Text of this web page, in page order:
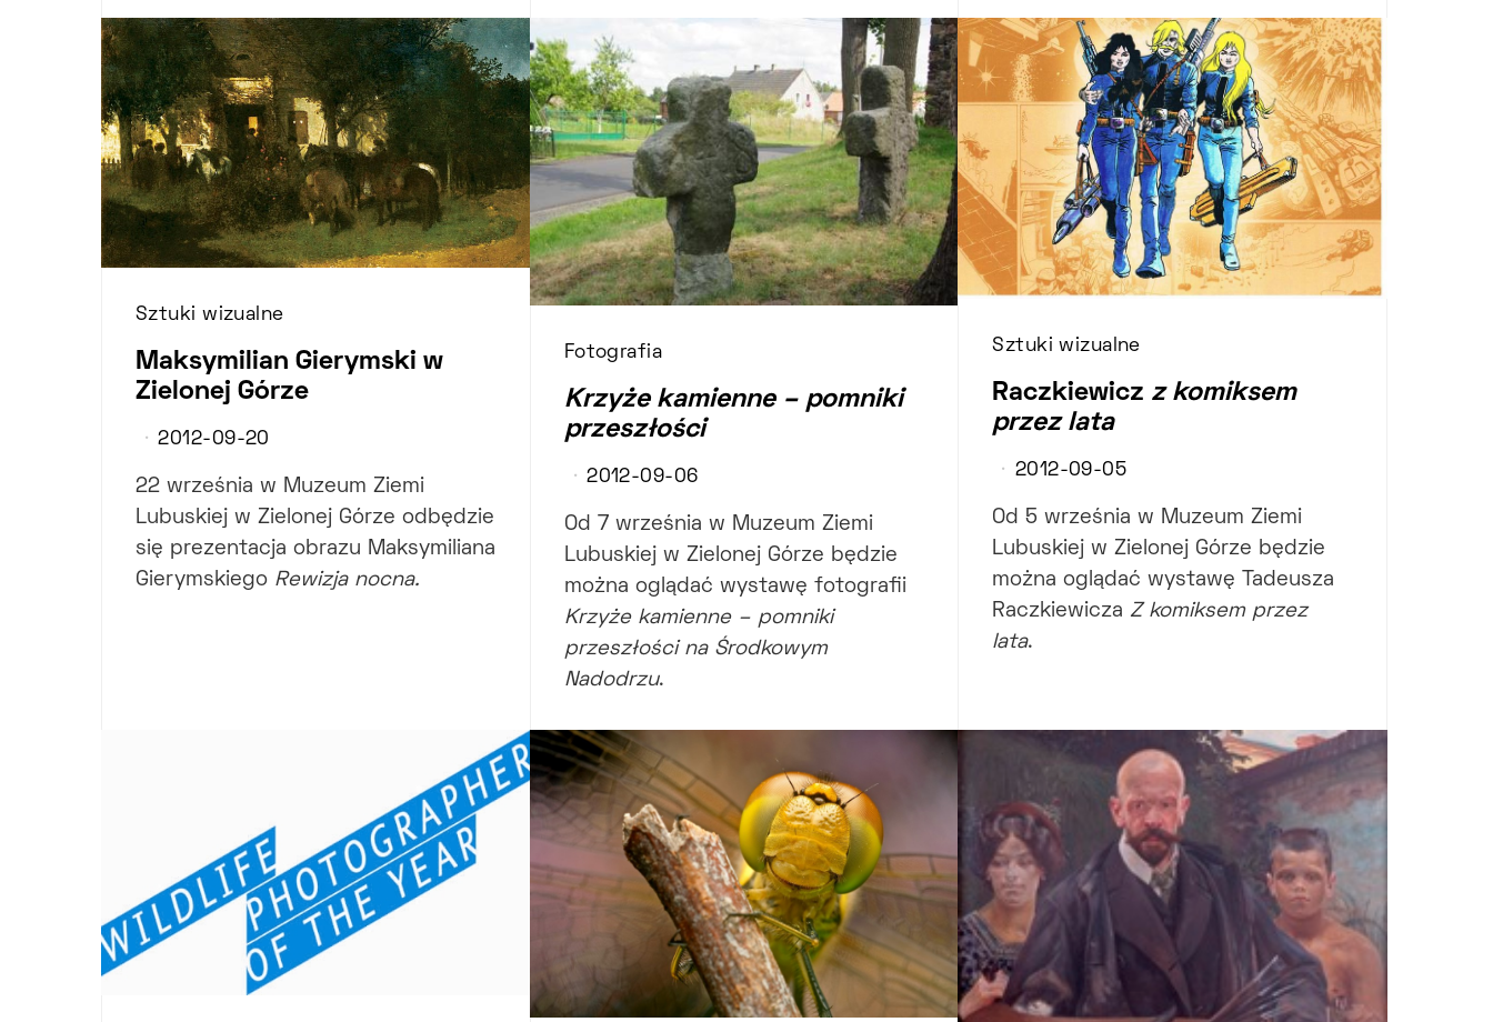
Sztuki wizualne
Maksymilian Gierymski w
Zielonej Górze
2012-09-20
22 września w Muzeum Ziemi
Lubuskiej w Zielonej Górze odbędzie
się prezentacja obrazu Maksymiliana
Gierymskiego Rewizja nocna.
Fotografia
Krzyże kamienne – pomniki
przeszłości
2012-09-06
Od 7 września w Muzeum Ziemi
Lubuskiej w Zielonej Górze będzie
można oglądać wystawę fotografii
Krzyże kamienne – pomniki
przeszłości na Środkowym
Nadodrzu.
Sztuki wizualne
Raczkiewicz z komiksem
przez lata
2012-09-05
Od 5 września w Muzeum Ziemi
Lubuskiej w Zielonej Górze będzie
można oglądać wystawę Tadeusza
Raczkiewicza Z komiksem przez
lata.